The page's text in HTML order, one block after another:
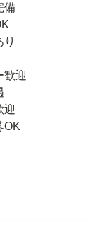
備
歓迎
迎
OK